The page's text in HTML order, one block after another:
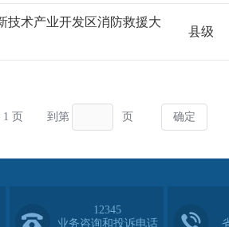
12345
业务咨询和投诉电话